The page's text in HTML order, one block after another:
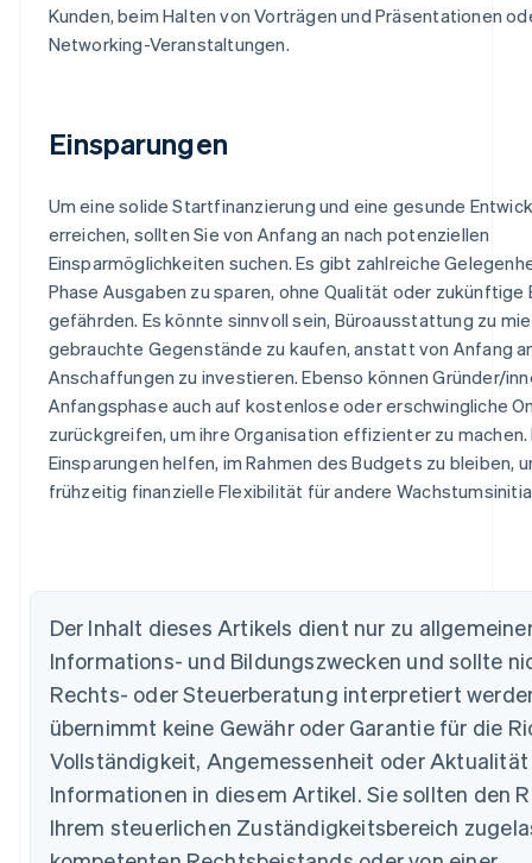
Kunden, beim Halten von Vorträgen und Präsentationen
Networking-Veranstaltungen.
Einsparungen
Um eine solide Startfinanzierung und eine gesunde
erreichen, sollten Sie von Anfang an nach potenziellen
Einsparmöglichkeiten suchen. Es gibt zahlreiche
Phase Ausgaben zu sparen, ohne Qualität oder zukünftige
gefährden. Es könnte sinnvoll sein, Büroausstattung zu
gebrauchte Gegenstände zu kaufen, anstatt von Anfang
Anschaffungen zu investieren. Ebenso können Gründer/
Anfangsphase auch auf kostenlose oder erschwingliche
zurückgreifen, um ihre Organisation effizienter zu machen.
Einsparungen helfen, im Rahmen des Budgets zu bleiben,
frühzeitig finanzielle Flexibilität für andere
Der Inhalt dieses Artikels dient nur zu
Informations- und Bildungszwecken und sollte
Rechts- oder Steuerberatung interpretiert
übernimmt keine Gewähr oder Garantie für die
Vollständigkeit, Angemessenheit oder
Informationen in diesem Artikel. Sie sollten den
Ihrem steuerlichen Zuständigkeitsbereich
Brasilien
Português
Bulgarien
English
Dänemark
Deutschland
DeutschEnglish
Estland
English